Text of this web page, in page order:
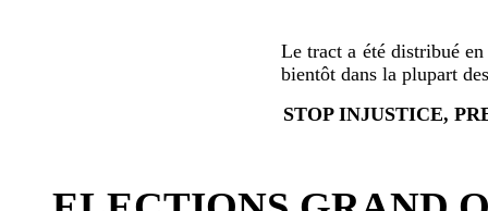
Le tract a été distribué en
bientôt dans la plupart
STOP INJUSTICE,